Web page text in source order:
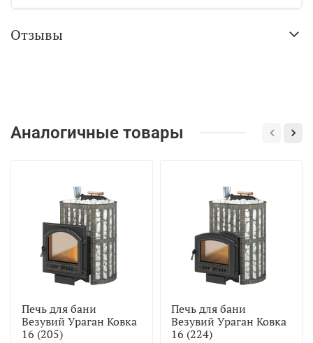
Отзывы
Аналогичные товары
Печь для бани
Везувий Ураган Ковка
16 (205)
Печь для бани
Везувий Ураган Ковка
16 (224)